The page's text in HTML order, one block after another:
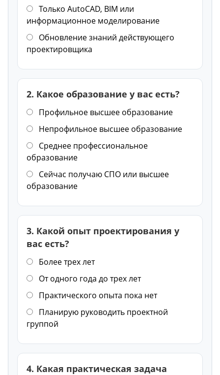
Только AutoCAD, BIM или
информационное моделирование
Обновление знаний действующего
проектировщика
2. Какое образование у вас есть?
Профильное высшее образование
Непрофильное высшее образование
Среднее профессиональное
образование
Сейчас получаю СПО или высшее
образование
3. Какой опыт проектирования у
вас есть?
Более трех лет
От одного года до трех лет
Практического опыта пока нет
Планирую руководить проектной
группой
4. Какая практическая задача